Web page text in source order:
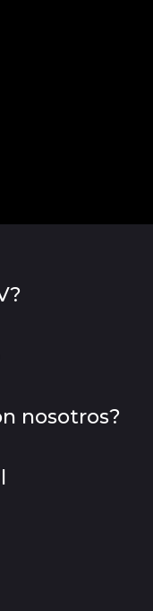
nosotros?